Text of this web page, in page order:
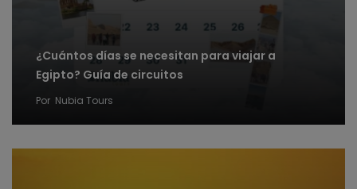
¿Cuántos días se necesitan para viajar a
Egipto? Guía de circuitos
Por Nubia Tours